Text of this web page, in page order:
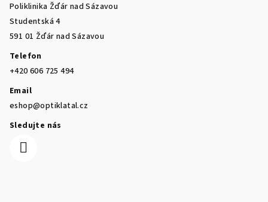
Poliklinika Žďár nad Sázavou
Studentská 4
591 01 Žďár nad Sázavou
Telefon
+420 606 725 494
Email
eshop@optiklatal.cz
Sledujte nás